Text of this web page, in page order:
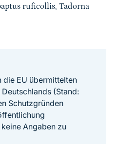
ruficollis, Tadorna
die EU übermittelten
(Stand:
Schutzgründen
Angaben zu